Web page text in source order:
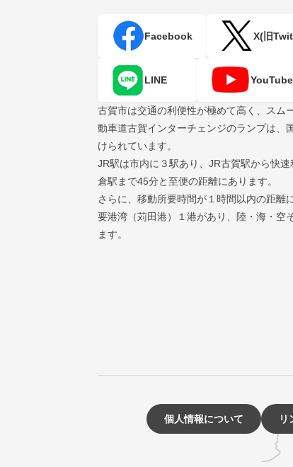
Facebook X(旧
LINE YouTube
古賀市は交通の利便性が極めて高く、スム
動車道古賀インターチェンジのランプは、
けられています。
JR駅は市内に３駅あり、JR古賀駅から快
倉駅まで45分と至便の距離にあります。
さらに、移動所要時間が１時間以内の距離
要港湾（苅田港）１港があり、陸・海・空
ます。
個人情報について リ